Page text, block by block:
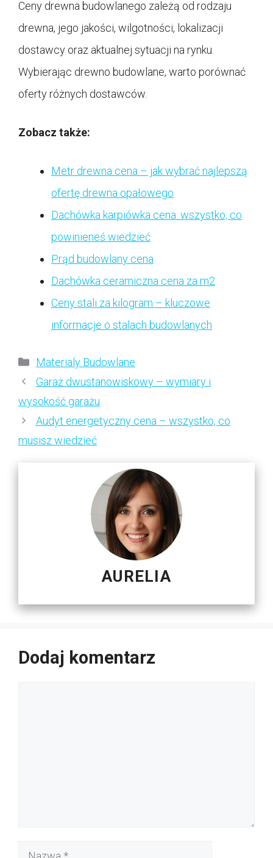
Ceny drewna budowlanego zależą od rodzaju
drewna, jego jakości, wilgotności, lokalizacji
dostawcy oraz aktualnej sytuacji na rynku.
Wybierając drewno budowlane, warto porównać
oferty różnych dostawców.
Zobacz także:
Metr drewna cena – jak wybrać najlepszą
ofertę drewna opałowego
Dachówka karpiówka cena: wszystko, co
powinieneś wiedzieć
Prąd budowlany cena
Dachówka ceramiczna cena za m2
Ceny stali za kilogram – kluczowe
informacje o stalach budowlanych
Kategorie
Materialy Budowlane
Garaż dwustanowiskowy – wymiary i
wysokość garażu
Audyt energetyczny cena – wszystko, co
musisz wiedzieć
AURELIA
Dodaj komentarz
Nazwa